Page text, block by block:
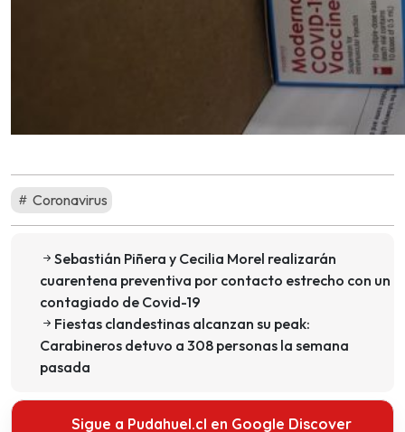
Coronavirus
Sebastián Piñera y Cecilia Morel realizarán
cuarentena preventiva por contacto estrecho con un
contagiado de Covid-19
Fiestas clandestinas alcanzan su peak:
Carabineros detuvo a 308 personas la semana
pasada
Sigue a Pudahuel.cl en Google Discover